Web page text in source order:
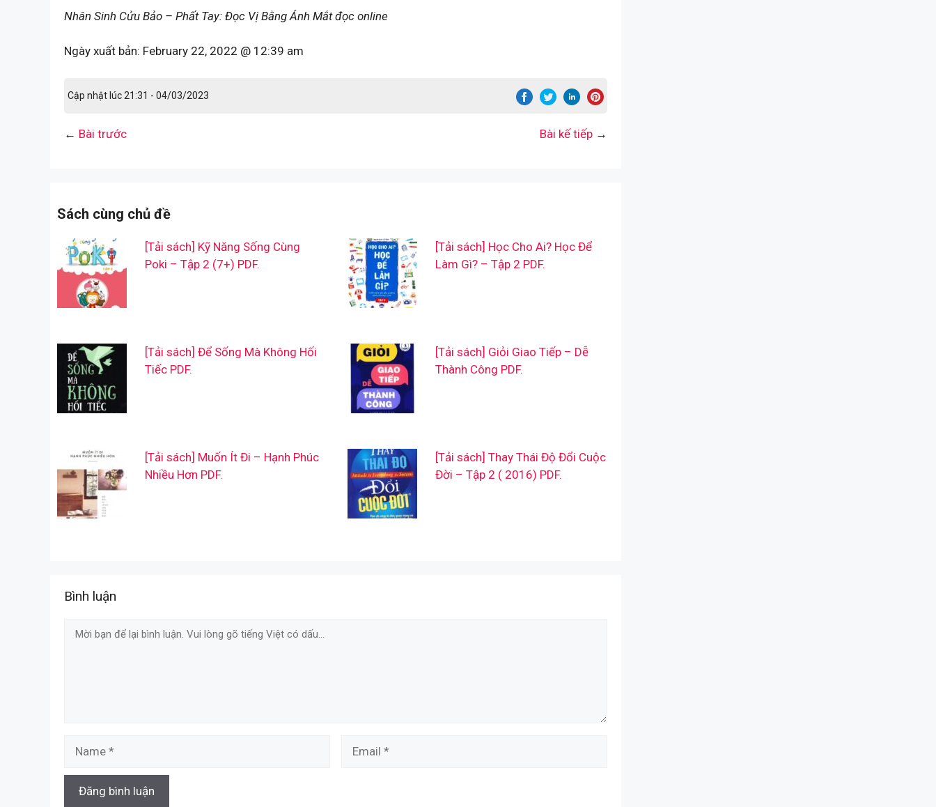
Nhân Sinh Cửu Bảo – Phất Tay: Đọc Vị Bằng Ánh Mắt đọc online
Ngày xuất bản: February 22, 2022 @ 12:39 am
Cập nhật lúc 21:31 - 04/03/2023
← Bài trước Bài kế tiếp →
Sách cùng chủ đề
[Tải sách] Kỹ Năng Sống Cùng
Poki – Tập 2 (7+) PDF.
[Tải sách] Học Cho Ai? Học Để
Làm Gì? – Tập 2 PDF.
[Tải sách] Để Sống Mà Không Hối
Tiếc PDF.
[Tải sách] Giỏi Giao Tiếp – Dễ
Thành Công PDF.
[Tải sách] Muốn Ít Đi – Hạnh Phúc
Nhiều Hơn PDF.
[Tải sách] Thay Thái Độ Đổi Cuộc
Đời – Tập 2 ( 2016) PDF.
Bình luận
Comment